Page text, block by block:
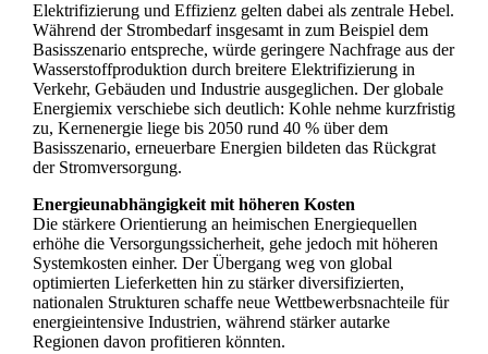
Elektrifizierung und Effizienz gelten dabei als zentrale Hebel.
Während der Strombedarf insgesamt in zum Beispiel dem
Basisszenario entspreche, würde geringere Nachfrage aus der
Wasserstoffproduktion durch breitere Elektrifizierung in
Verkehr, Gebäuden und Industrie ausgeglichen. Der globale
Energiemix verschiebe sich deutlich: Kohle nehme kurzfristig
zu, Kernenergie liege bis 2050 rund 40 % über dem
Basisszenario, erneuerbare Energien bildeten das Rückgrat
der Stromversorgung.
Energieunabhängigkeit mit höheren Kosten
Die stärkere Orientierung an heimischen Energiequellen
erhöhe die Versorgungssicherheit, gehe jedoch mit höheren
Systemkosten einher. Der Übergang weg von global
optimierten Lieferketten hin zu stärker diversifizierten,
nationalen Strukturen schaffe neue Wettbewerbsnachteile für
energieintensive Industrien, während stärker autarke
Regionen davon profitieren könnten.